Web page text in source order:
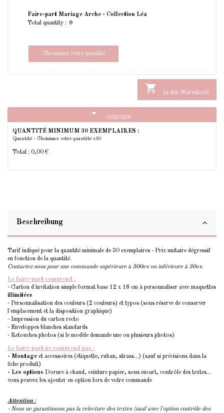
Faire-part Mariage Arche - Collection Léa
Total quantity :
Choisissez votre quantité
 In den Warenkorb
arrow_drop_down OVERVIEW
QUANTITÉ MINIMUM 30 EXEMPLAIRES :
Quantité - Choisissez votre quantité x30
Total : 0,00 €
Beschreibung
Tarif indiqué pour la quantité minimale de 30 exemplaires - Prix unitaire dégressif
en fonction de la quantité.
Contactez nous pour une commande supérieure à 300ex ou inférieure à 30ex.
Le faire-part comprend :
- Carton d'invitation simple format base 12 x 18 cm à personnaliser avec maquettes
illimitées
- Personnalisation des couleurs (2 couleurs) et typos (sous réserve de conserver
l'emplacement et la disposition graphique)
- Impression du carton recto
- Enveloppes blanches standards
- Retouches photos (si le modèle demande une ou plusieurs photos)
Le faire-part ne comprend pas :
- Montage et accessoires (étiquette, ruban, strass...) (sauf si précisions dans la
fiche produit)
- Les options Dorure à chaud, ceinture papier, sous encart, contrôle des textes...
vous pouvez les ajouter en option lors de votre commande
Attention :
- Nous ne garantissons pas la relecture des textes (sauf avec l'option contrôle des